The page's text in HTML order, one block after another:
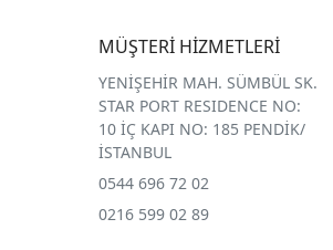
MÜŞTERİ HİZMETLERİ
YENİŞEHİR MAH. SÜMBÜL SK.
STAR PORT RESIDENCE NO:
10 İÇ KAPI NO: 185 PENDİK/
İSTANBUL
0544 696 72 02
0216 599 02 89